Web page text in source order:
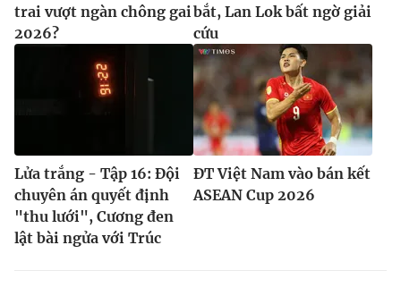
trai vượt ngàn chông gai
2026?
bắt, Lan Lok bất ngờ giải
cứu
Lửa trắng - Tập 16: Đội
chuyên án quyết định
"thu lưới", Cương đen
lật bài ngửa với Trúc
ĐT Việt Nam vào bán kết
ASEAN Cup 2026